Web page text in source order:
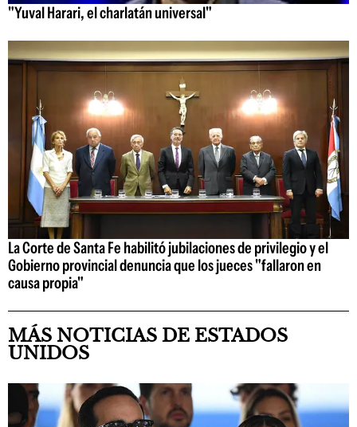
"Yuval Harari, el charlatán universal"
La Corte de Santa Fe habilitó jubilaciones de privilegio y el
Gobierno provincial denuncia que los jueces "fallaron en
causa propia"
MÁS NOTICIAS DE ESTADOS
UNIDOS